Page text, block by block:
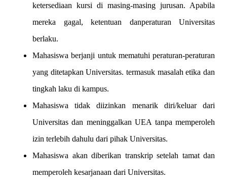
ketersediaan kursi di masing-masing jurusan. Apabila
mereka gagal, ketentuan danperaturan Universitas
berlaku.
Mahasiswa berjanji untuk mematuhi peraturan-peraturan
yang ditetapkan Universitas. termasuk masalah etika dan
tingkah laku di kampus.
Mahasiswa tidak diizinkan menarik diri/keluar dari
Universitas dan meninggalkan UEA tanpa memperoleh
izin terlebih dahulu dari pihak Universitas.
Mahasiswa akan diberikan transkrip setelah tamat dan
memperoleh kesarjanaan dari Universitas.